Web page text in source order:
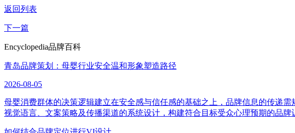
返回列表
下一篇
Encyclopedia品牌百科
青岛品牌策划：母婴行业安全温和形象塑造路径
2026-08-05
母婴消费群体的决策逻辑建立在安全感与信任感的基础之上，品牌信息的传递
视觉语言、文案策略及传播渠道的系统设计，构建符合目标受众心理预期的品牌